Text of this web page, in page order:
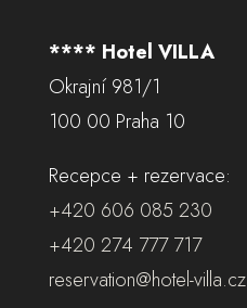
**** Hotel VILLA
Okrajní 981/1
100 00 Praha 10
Recepce + rezervace:
+420 606 085 230
+420 274 777 717
reservation@hotel-villa.cz